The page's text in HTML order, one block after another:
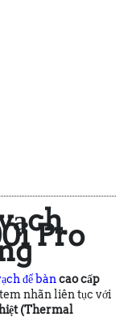
Pro
để bàncao cấp
nhãn liên tục với
(Thermal